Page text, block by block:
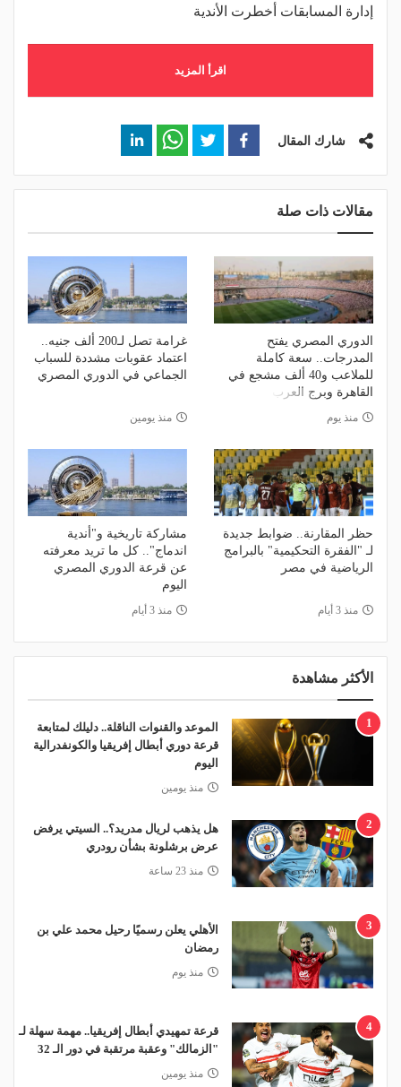
إدارة المسابقات أخطرت الأندية
اقرأ المزيد
شارك المقال
مقالات ذات صلة
الدوري المصري يفتح
المدرجات.. سعة كاملة
للملاعب و40 ألف مشجع في
القاهرة وبرج العرب
منذ يوم
غرامة تصل لـ200 ألف جنيه..
اعتماد عقوبات مشددة للسباب
الجماعي في الدوري المصري
منذ يومين
حظر المقارنة.. ضوابط جديدة
لـ "الفقرة التحكيمية" بالبرامج
الرياضية في مصر
منذ 3 أيام
مشاركة تاريخية و"أندية
اندماج".. كل ما تريد معرفته
عن قرعة الدوري المصري
اليوم
منذ 3 أيام
الأكثر مشاهدة
1
الموعد والقنوات الناقلة.. دليلك لمتابعة
قرعة دوري أبطال إفريقيا والكونفدرالية
اليوم
منذ يومين
2
هل يذهب لريال مدريد؟.. السيتي يرفض
عرض برشلونة بشأن رودري
منذ 23 ساعة
3
الأهلي يعلن رسميًا رحيل محمد علي بن
رمضان
منذ يوم
4
قرعة تمهيدي أبطال إفريقيا.. مهمة سهلة لـ
"الزمالك" وعقبة مرتقبة في دور الـ 32
منذ يومين